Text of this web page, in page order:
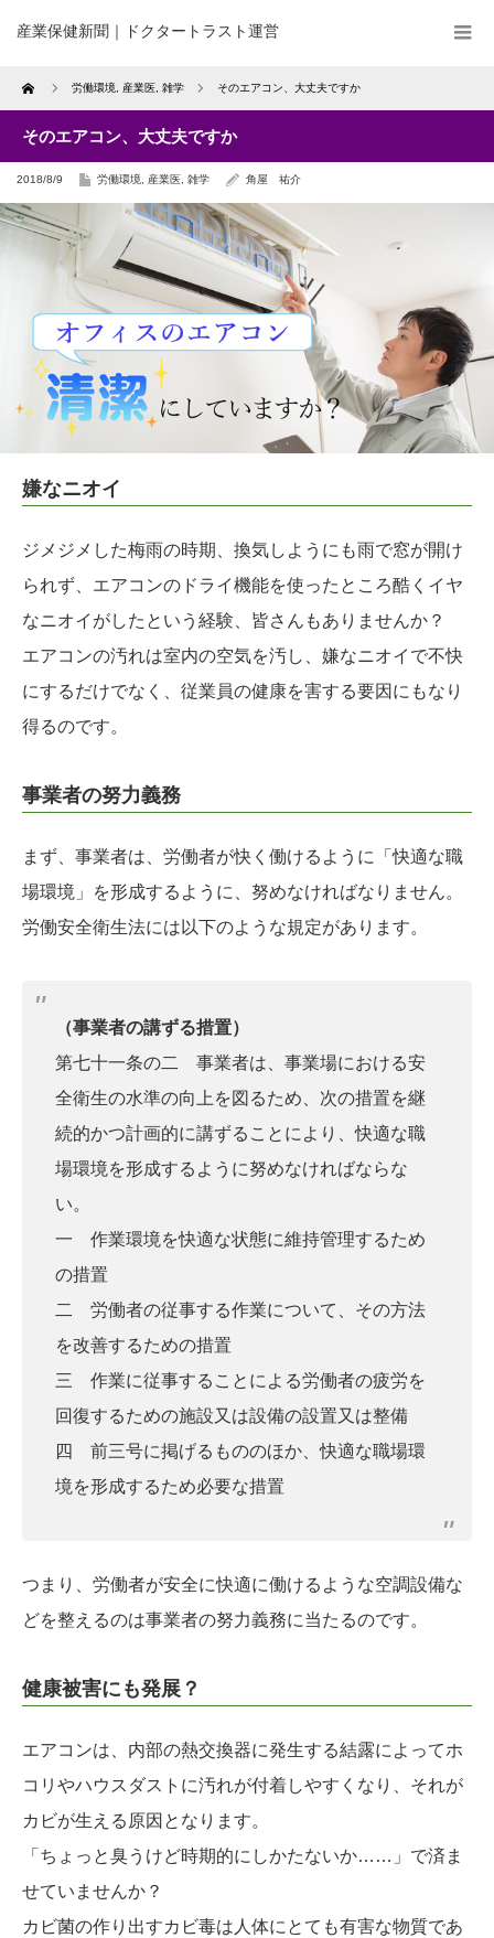
産業保健新聞｜ドクタートラスト運営
Home 労働環境 産業医 雑学 そのエアコン、大丈夫ですか
そのエアコン、大丈夫ですか
2018/8/9 労働環境 産業医 雑学 角屋 祐介
嫌なニオイ
ジメジメした梅雨の時期、換気しようにも雨で窓が開け
られず、エアコンのドライ機能を使ったところ酷くイヤ
なニオイがしたという経験、皆さんもありませんか？
エアコンの汚れは室内の空気を汚し、嫌なニオイで不快
にするだけでなく、従業員の健康を害する要因にもなり
得るのです。
事業者の努力義務
まず、事業者は、労働者が快く働けるように「快適な職
場環境」を形成するように、努めなければなりません。
労働安全衛生法には以下のような規定があります。
（事業者の講ずる措置）
第七十一条の二 事業者は、事業場における安
全衛生の水準の向上を図るため、次の措置を継
続的かつ計画的に講ずることにより、快適な職
場環境を形成するように努めなければならな
い。
一 作業環境を快適な状態に維持管理するため
の措置
二 労働者の従事する作業について、その方法
を改善するための措置
三 作業に従事することによる労働者の疲労を
回復するための施設又は設備の設置又は整備
四 前三号に掲げるもののほか、快適な職場環
境を形成するため必要な措置
つまり、労働者が安全に快適に働けるような空調設備な
どを整えるのは事業者の努力義務に当たるのです。
健康被害にも発展？
エアコンは、内部の熱交換器に発生する結露によってホ
コリやハウスダストに汚れが付着しやすくなり、それが
カビが生える原因となります。
「ちょっと臭うけど時期的にしかたないか……」で済ま
せていませんか？
カビ菌の作り出すカビ毒は人体にとても有害な物質であ